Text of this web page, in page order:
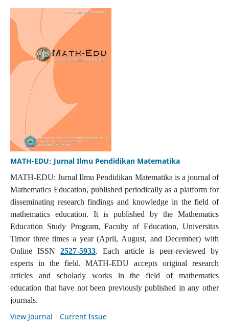
MATH-EDU: Jurnal Ilmu Pendidikan Matematika
MATH-EDU: Jurnal Ilmu Pendidikan Matematika is a journal of
Mathematics Education, published periodically as a platform for
disseminating research findings and knowledge in the field of
mathematics education. It is published by the Mathematics
Education Study Program, Faculty of Education, Universitas
Timor three times a year (April, August, and December) with
Online ISSN2527-5933. Each article is peer-reviewed by
experts in the field. MATH-EDU accepts original research
articles and scholarly works in the field of mathematics
education that have not been previously published in any other
journals.
View Journal Current Issue